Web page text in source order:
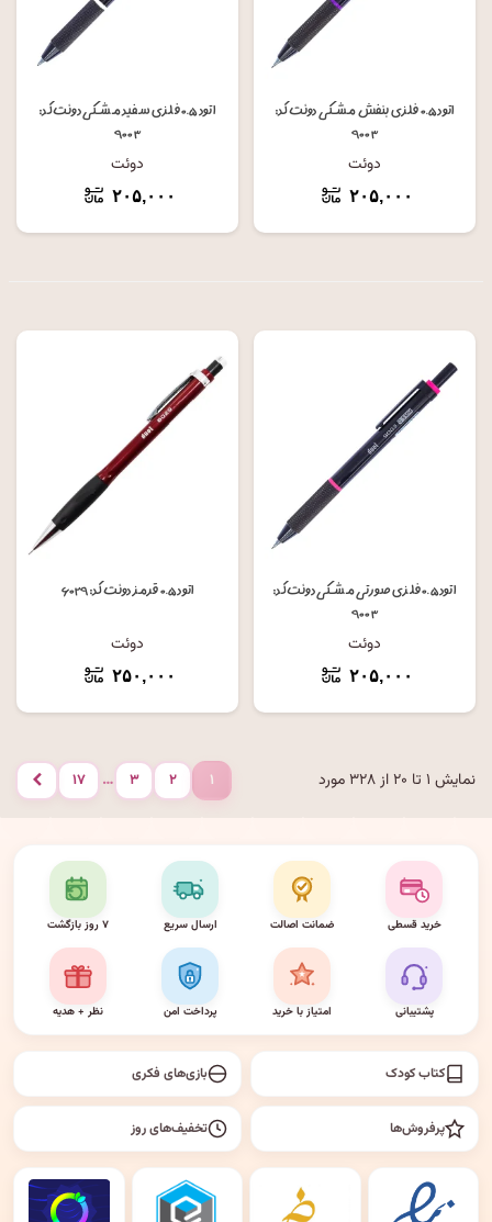
اتود ۰.۵ فلزی بنفش مشکی دوئت کد:
۹۰۰۳
دوئت
۲۰۵,۰۰۰
اتود ۰.۵ فلزی سفید مشکی دوئت کد:
۹۰۰۳
دوئت
۲۰۵,۰۰۰
اتود ۰.۵ فلزی صورتی مشکی دوئت کد:
۹۰۰۳
دوئت
۲۰۵,۰۰۰
اتود ۰.۵ قرمز دوئت کد: ۶۰۲۹
دوئت
۲۵۰,۰۰۰
نمایش ۱ تا ۲۰ از ۳۲۸ مورد ۱ ۲ ۳ … ۱۷ بعدی
خرید قسطی ضمانت اصالت ارسال سریع ۷ روز بازگشت
پشتیبانی امتیاز با خرید پرداخت امن نظر + هدیه
کتاب کودک بازی‌های فکری
پرفروش‌ها تخفیف‌های روز